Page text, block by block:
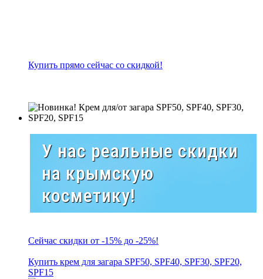
Купить прямо сейчас со скидкой!
У нас реальные скидки
на крымскую
косметику!
Сейчас скидки от -15% до -25%!
Купить крем для загара SPF50, SPF40, SPF30, SPF20,
SPF15